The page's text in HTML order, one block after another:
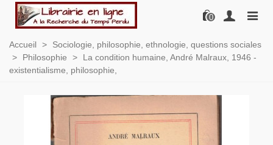
0
Accueil >
Sociologie, philosophie, ethnologie, questions sociales
>
Philosophie >
La condition humaine, André Malraux, 1946 -
existentialisme, philosophie,